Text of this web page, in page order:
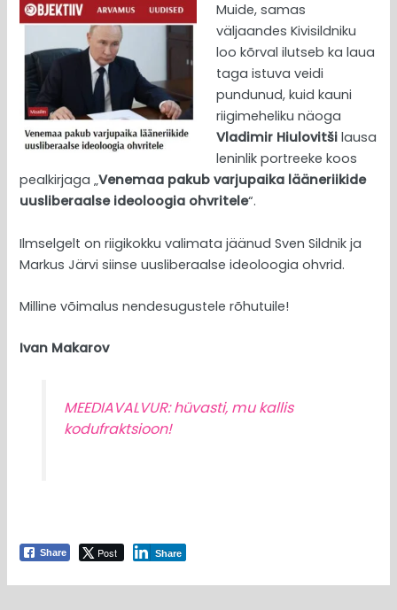
Muide, samas
väljaandes Kivisildniku
loo kõrval ilutseb ka laua
taga istuva veidi
pundunud, kuid kauni
riigimeheliku näoga
Vladimir Hiulovitši lausa
leninlik portreeke koos
pealkirjaga „Venemaa pakub varjupaika lääneriikide
uusliberaalse ideoloogia ohvritele“.
Ilmselgelt on riigikokku valimata jäänud Sven Sildnik ja
Markus Järvi siinse uusliberaalse ideoloogia ohvrid.
Milline võimalus nendesugustele rõhutuile!
Ivan Makarov
MEEDIAVALVUR: hüvasti, mu kallis
kodufraktsioon!
Share Post Share